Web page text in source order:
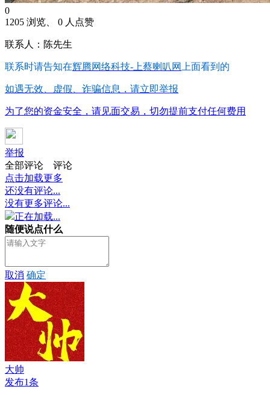
0
1205 浏览、 0 人点赞
联系人：陈先生
联系时请告知在辉腾网络科技-上蔡喇叭网 上面看到的
如遇无效、虚假、诈骗信息，请立即举报
为了您的资金安全，请见面交易，切勿提前支付任何费用
举报
全部评论
评论
点击加载更多
还没有评论...
没有更多评论...
正在加载...
随便说点什么
取消 确定
大帅
发布1条